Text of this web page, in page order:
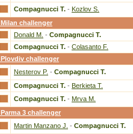
Compagnucci T. - Kozlov S.
Milan challenger
Donald M. - Compagnucci T.
Compagnucci T. - Colasanto F.
Plovdiv challenger
Nesterov P. - Compagnucci T.
Compagnucci T. - Berkieta T.
Compagnucci T. - Mrva M.
Parma 3 challenger
Martin Manzano J. - Compagnucci T.